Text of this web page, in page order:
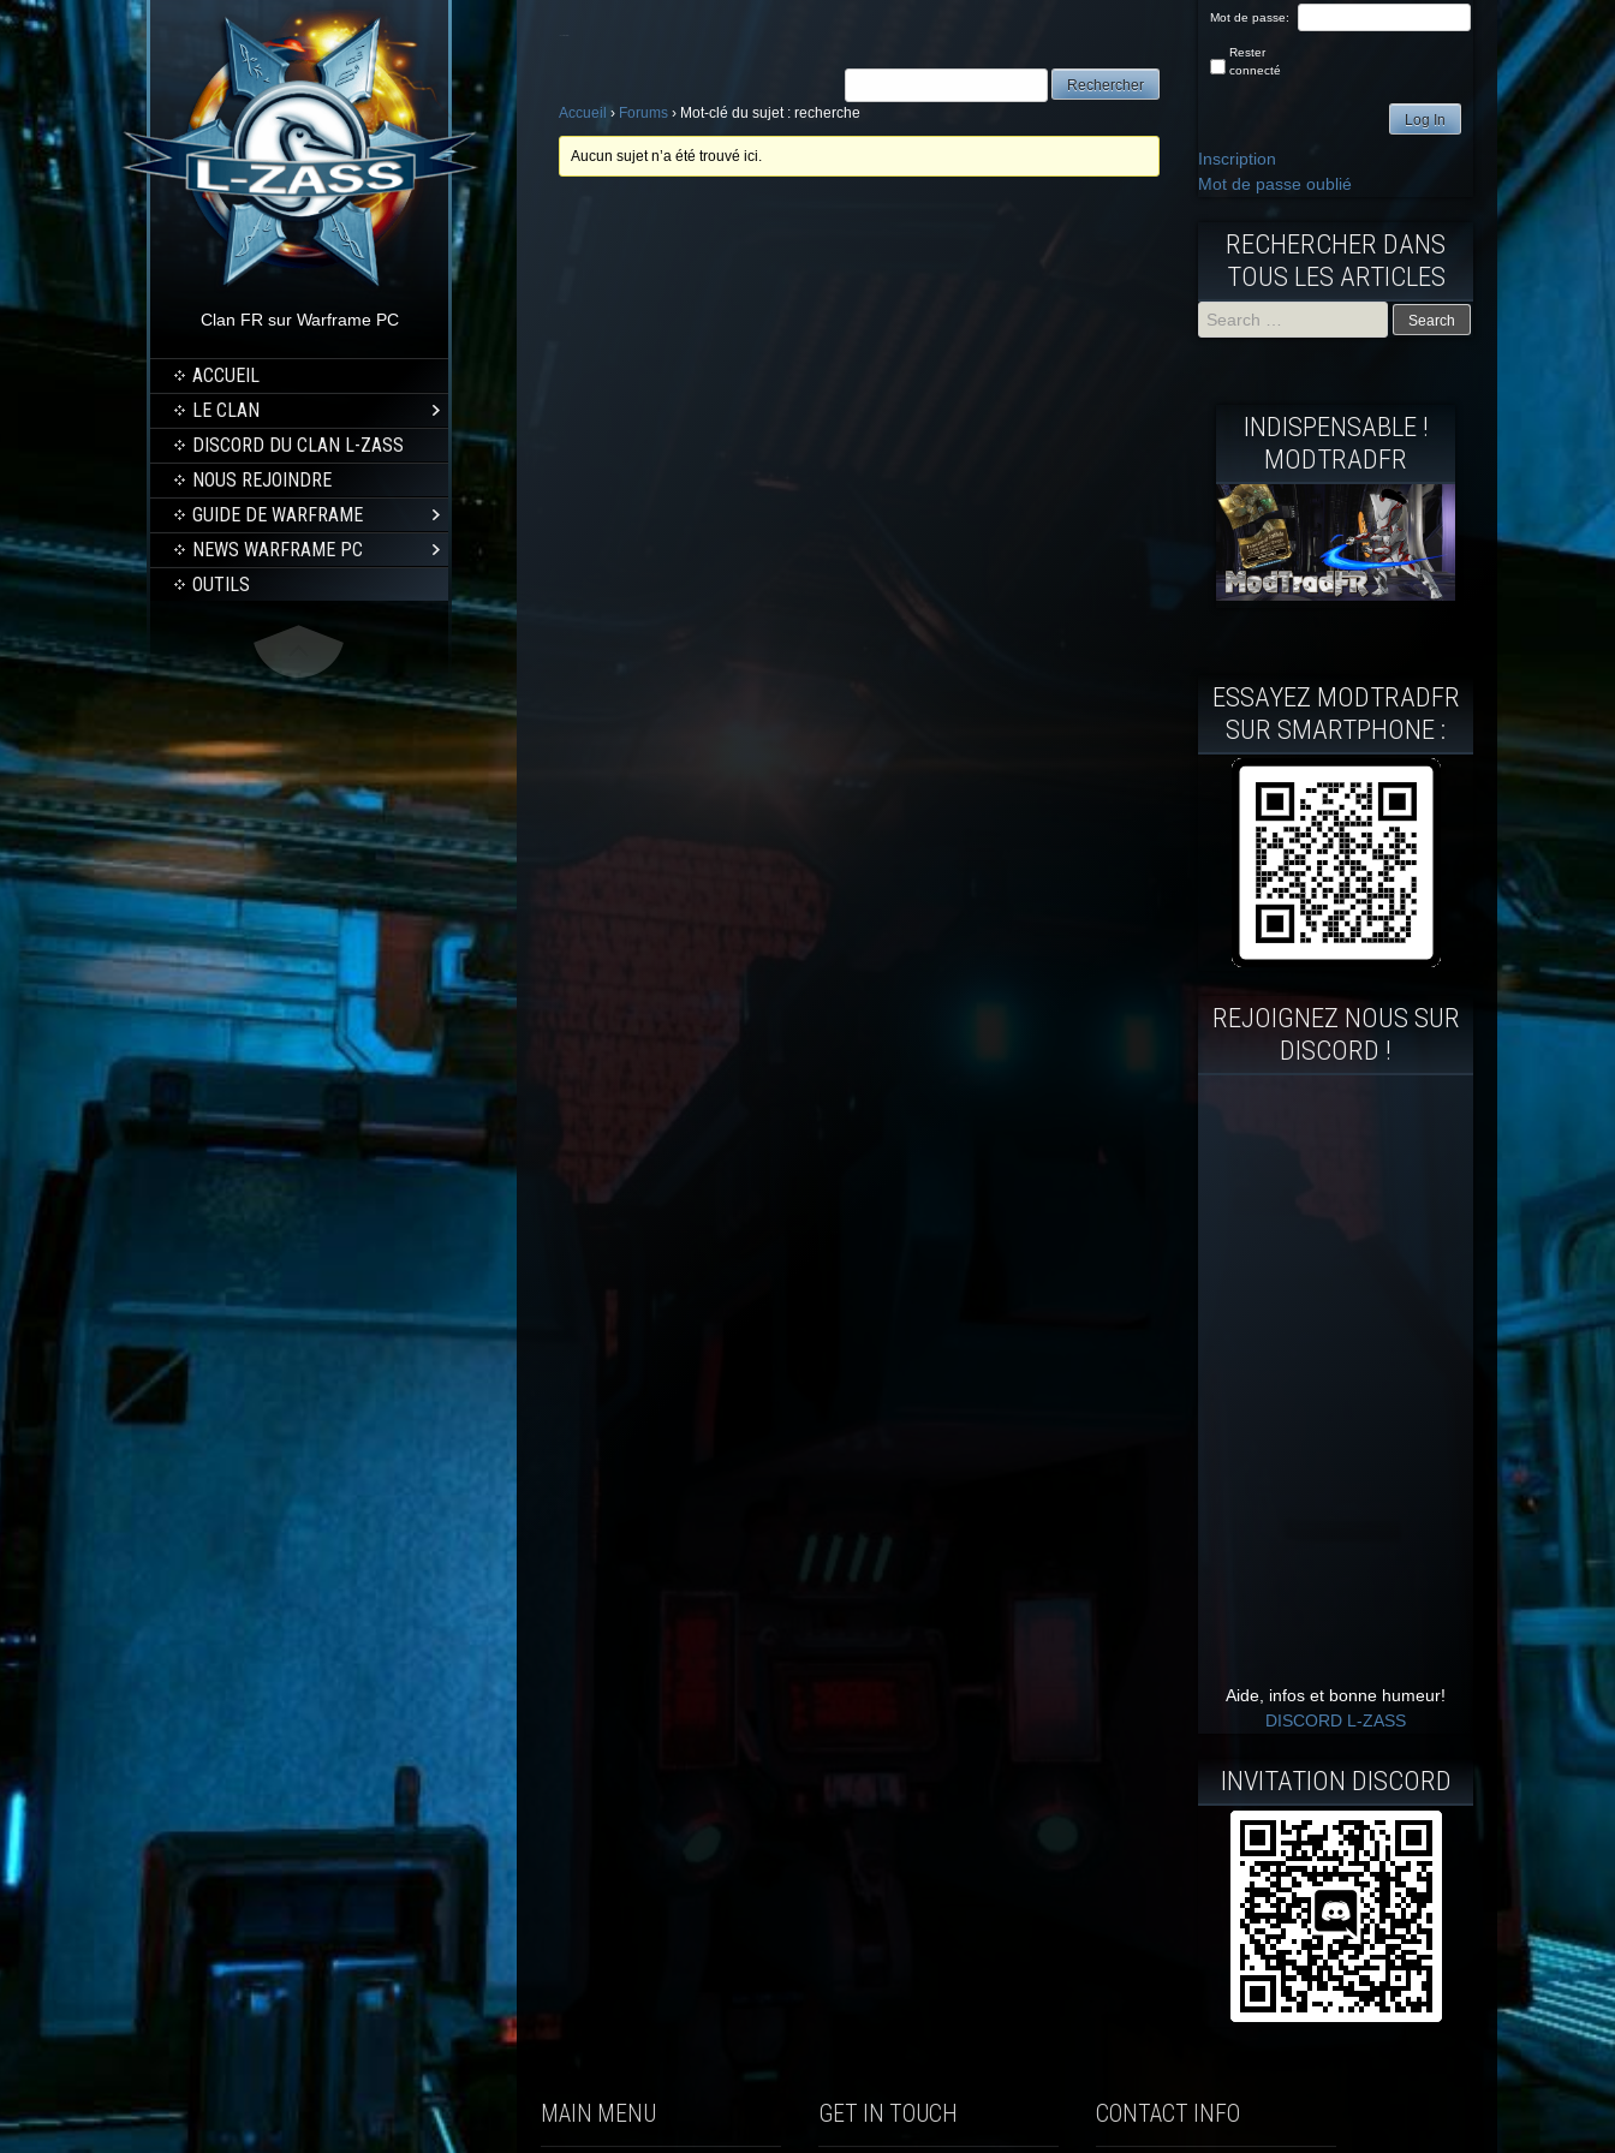
Clan FR sur Warframe PC
ACCUEIL
LE CLAN
DISCORD DU CLAN L-ZASS
NOUS REJOINDRE
GUIDE DE WARFRAME
NEWS WARFRAME PC
OUTILS
Accueil › Forums › Mot-clé du sujet : recherche
Aucun sujet n’a été trouvé ici.
Mot de passe:
Rester
connecté
Log In
Inscription
Mot de passe oublié
RECHERCHER DANS
TOUS LES ARTICLES
INDISPENSABLE !
MODTRADFR
ESSAYEZ MODTRADFR
SUR SMARTPHONE :
REJOIGNEZ NOUS SUR
DISCORD !
Aide, infos et bonne humeur!
DISCORD L-ZASS
INVITATION DISCORD
MAIN MENU GET IN TOUCH CONTACT INFO